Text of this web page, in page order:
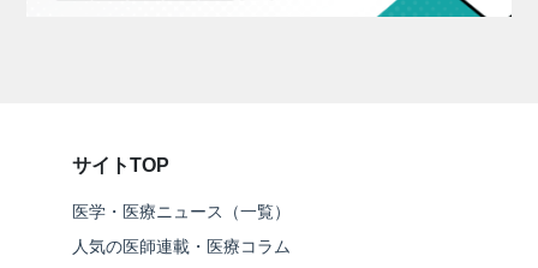
サイトTOP
医学・医療ニュース（一覧）
人気の医師連載・医療コラム